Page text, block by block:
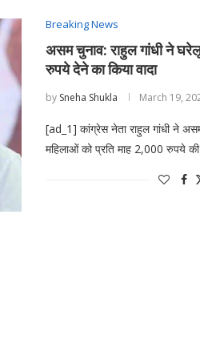
Breaking News
असम चुनाव: राहुल गांधी ने
रुपये देने का किया वादा
by Sneha Shukla March 19,
[ad_1] कांग्रेस नेता राहुल गांधी ने
महिलाओं को प्रति माह 2,000 रुपये